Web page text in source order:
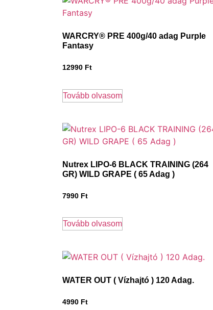
WARCRY® PRE 400g/40 adag Purple
Fantasy
12990 Ft
Tovább olvasom
Nutrex LIPO-6 BLACK TRAINING (264
GR) WILD GRAPE ( 65 Adag )
7990 Ft
Tovább olvasom
WATER OUT ( Vízhajtó ) 120 Adag.
4990 Ft